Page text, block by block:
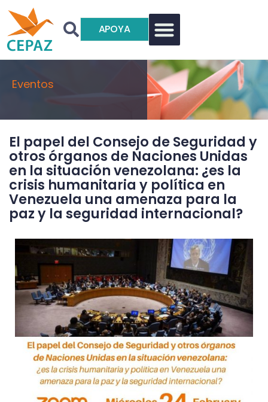
APOYA
Eventos
El papel del Consejo de Seguridad y
otros órganos de Naciones Unidas
en la situación venezolana: ¿es la
crisis humanitaria y política en
Venezuela una amenaza para la
paz y la seguridad internacional?